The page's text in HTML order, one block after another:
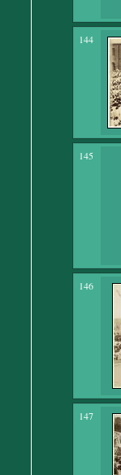
144
145
146
147